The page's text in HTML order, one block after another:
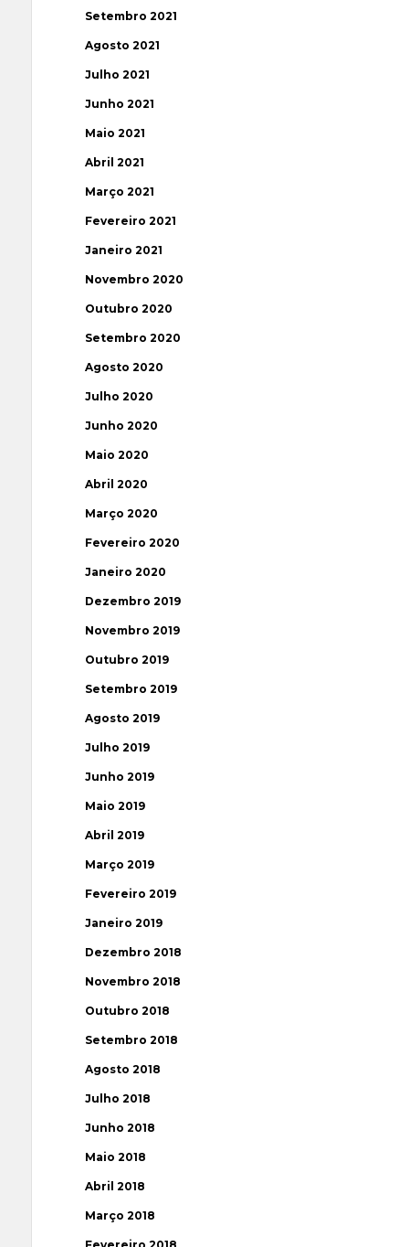
Setembro 2021
Agosto 2021
Julho 2021
Junho 2021
Maio 2021
Abril 2021
Março 2021
Fevereiro 2021
Janeiro 2021
Novembro 2020
Outubro 2020
Setembro 2020
Agosto 2020
Julho 2020
Junho 2020
Maio 2020
Abril 2020
Março 2020
Fevereiro 2020
Janeiro 2020
Dezembro 2019
Novembro 2019
Outubro 2019
Setembro 2019
Agosto 2019
Julho 2019
Junho 2019
Maio 2019
Abril 2019
Março 2019
Fevereiro 2019
Janeiro 2019
Dezembro 2018
Novembro 2018
Outubro 2018
Setembro 2018
Agosto 2018
Julho 2018
Junho 2018
Maio 2018
Abril 2018
Março 2018